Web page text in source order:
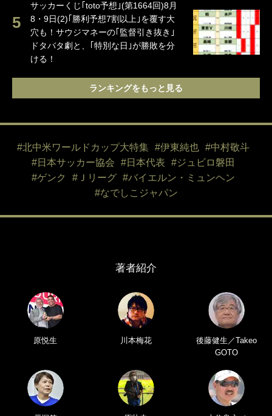
サッカーくじ｢toto予想｣(第1664回)8月
8・9日(2)｢勝利予想7割以上｣を覆す大
穴も！サウジマネーの｢監督引き抜き｣
ドタバタ劇と、｢特別な日｣が勝敗を分
ける！
ランキングをもっと見る
#北中米ワールドカップ大特集 #伊東純也
#中村敬斗
#日本サッカー協会
#日本代表
#ジュビロ磐田
#ゲンク
#Ｊリーグ
#バイエルン・ミュンヘン
#なでしこジャパン
著者紹介
原悦生 川本梅花
後藤健生／Takeo
GOTO